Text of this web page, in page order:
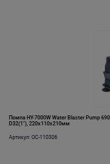
Помпа HY-7000W Water Blaster Pump
D32(1"), 220х110х210мм
Артикул: OC-110306